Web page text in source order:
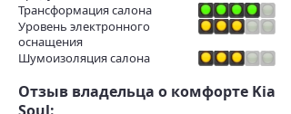
Трансформация салона
Уровень электронного
оснащения
Шумоизоляция салона
Отзыв владельца о комфорте Kia